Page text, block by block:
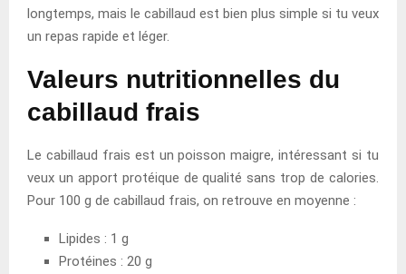
longtemps, mais le cabillaud est bien plus simple si tu veux
un repas rapide et léger.
Valeurs nutritionnelles du
cabillaud frais
Le cabillaud frais est un poisson maigre, intéressant si tu
veux un apport protéique de qualité sans trop de calories.
Pour 100 g de cabillaud frais, on retrouve en moyenne :
Lipides : 1 g
Protéines : 20 g